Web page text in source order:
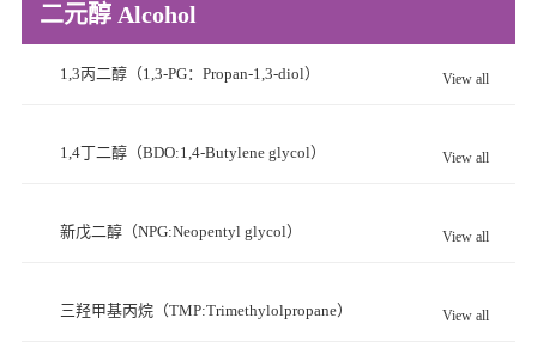
二元醇 Alcohol
1,3丙二醇（1,3-PG：Propan-1,3-diol） View all
1,4丁二醇（BDO:1,4-Butylene glycol） View all
新戊二醇（NPG:Neopentyl glycol） View all
三羟甲基丙烷（TMP:Trimethylolpropane） View all